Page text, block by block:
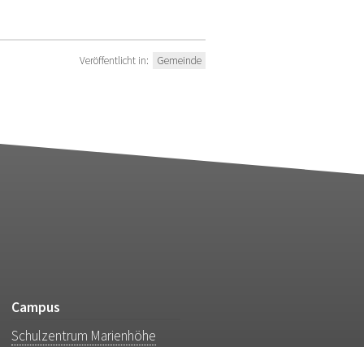
Veröffentlicht in: Gemeinde
Campus
Schulzentrum Marienhöhe